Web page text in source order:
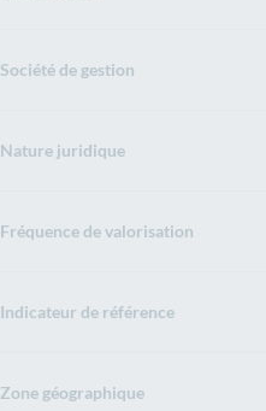
Société de gestion
Nature juridique
Fréquence de valorisation
Indicateur de référence
Zone géographique